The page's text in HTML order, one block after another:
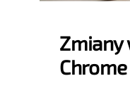
Zmiany